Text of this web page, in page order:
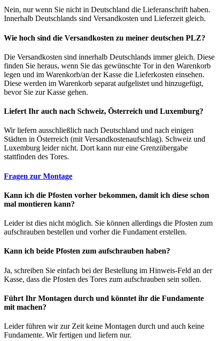
Nein, nur wenn Sie nicht in Deutschland die Lieferanschrift haben.
Innerhalb Deutschlands sind Versandkosten und Lieferzeit gleich.
Wie hoch sind die Versandkosten zu meiner deutschen PLZ?
Die Versandkosten sind innerhalb Deutschlands immer gleich. Diese
finden Sie heraus, wenn Sie das gewünschte Tor in den Warenkorb
legen und im Warenkorb/an der Kasse die Lieferkosten einsehen.
Diese werden im Warenkorb separat aufgelistet und hinzugefügt,
bevor Sie zur Kasse gehen.
Liefert Ihr auch nach Schweiz, Österreich und Luxemburg?
Wir liefern ausschließlich nach Deutschland und nach einigen
Städten in Österreich (mit Versandkostenaufschlag). Schweiz und
Luxemburg leider nicht. Dort kann nur eine Grenzübergabe
stattfinden des Tores.
Fragen zur Montage
Kann ich die Pfosten vorher bekommen, damit ich diese schon
mal montieren kann?
Leider ist dies nicht möglich. Sie können allerdings die Pfosten zum
aufschrauben bestellen und vorher die Fundament erstellen.
Kann ich beide Pfosten zum aufschrauben haben?
Ja, schreiben Sie einfach bei der Bestellung im Hinweis-Feld an der
Kasse, dass die Pfosten des Tores zum aufschrauben sein sollen.
Führt Ihr Montagen durch und könntet ihr die Fundamente
mit machen?
Leider führen wir zur Zeit keine Montagen durch und auch keine
Fundamente. Wir fertigen und liefern nur.